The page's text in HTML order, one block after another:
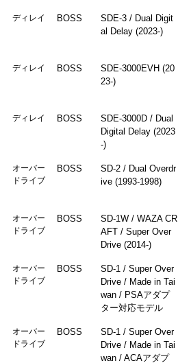
ディレイ BOSS
SDE-3 / Dual Digit
al Delay (2023-)
ディレイ BOSS
SDE-3000EVH (20
23-)
ディレイ BOSS
SDE-3000D / Dual
Digital Delay (2023
-)
オーバー
ドライブ
BOSS
SD-2 / Dual Overdr
ive (1993-1998)
オーバー
ドライブ
BOSS
SD-1W / WAZA CR
AFT / Super Over
Drive (2014-)
オーバー
ドライブ
BOSS
SD-1 / Super Over
Drive / Made in Tai
wan / PSAアダプ
ター対応モデル
オーバー
ドライブ
BOSS
SD-1 / Super Over
Drive / Made in Tai
wan / ACAアダプ